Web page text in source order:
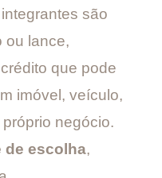
são
ou lance,
que pode
imóvel, veículo,
negócio.
de escolha,